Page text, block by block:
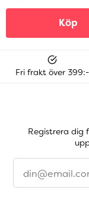
Köp
Fri frakt över 399:-
Registrera dig